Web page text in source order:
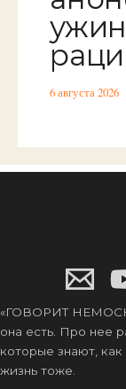
6 августа 2026
«ГОВОРИТ
она есть. Про нее
которые знают,
жизнь тоже.